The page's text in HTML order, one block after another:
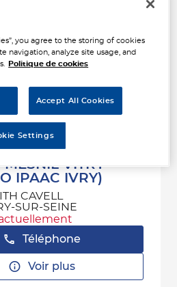
CORBEIL
SUR-ORGE
VITRY
IPAAC IVRY)
CAVELL
SUR-SEINE
Téléphone
Voir plus
you agree to the storing of cookies
navigation, analyze site usage, and
Politique de cookies
Accept All Cookies
Settings